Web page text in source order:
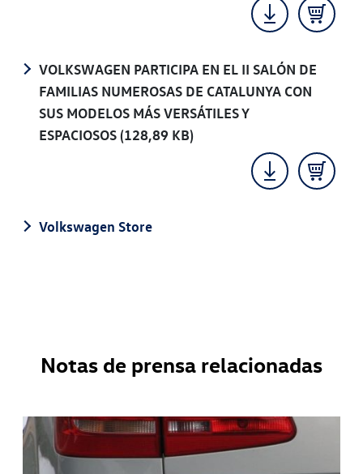
VOLKSWAGEN PARTICIPA EN EL II SALÓN DE
FAMILIAS NUMEROSAS DE CATALUNYA CON
SUS MODELOS MÁS VERSÁTILES Y
ESPACIOSOS(128,89 KB)
Volkswagen Store
Notas de prensa relacionadas